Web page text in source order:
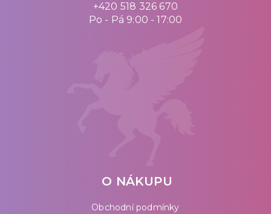
+420 518 326 670
Po - Pá 9:00 - 17:00
O NÁKUPU
Obchodní podmínky